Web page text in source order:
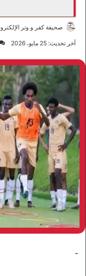
صحيفة كفر و وتر
آخر تحديث: 25 مايو، 2026
-